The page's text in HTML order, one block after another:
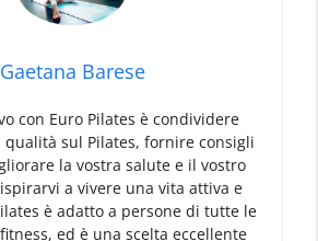
Gaetana Barese
con Euro Pilates è condividere
sul Pilates, fornire consigli
la vostra salute e il vostro
a vivere una vita attiva e
è adatto a persone di tutte le
ed è una scelta eccellente